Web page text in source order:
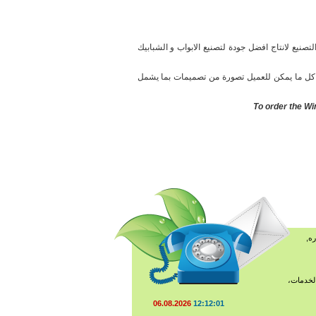
لانتاج افضل جودة لتصنيع الابواب و الشبابيك
كل ما يمكن للعميل تصورة من تصميمات بما يشمل
To order the
12:12:02
06.08.2026